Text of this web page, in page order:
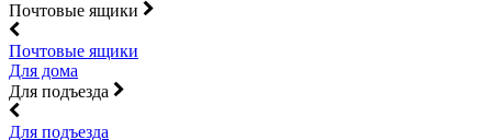
Почтовые ящики
Почтовые ящики
Для дома
Для подъезда
Для подъезда